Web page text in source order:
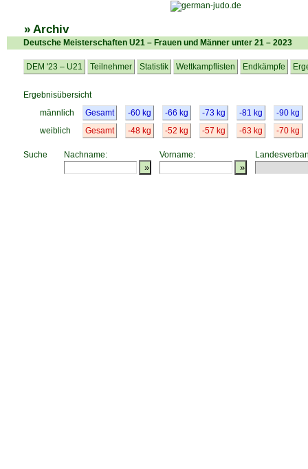
» Archiv
Deutsche Meisterschaften U21 – Frauen und Männer unter 21 – 2023
DEM '23 – U21 Teilnehmer Statistik Wettkampflisten Endkämpfe
Ergebnisübersicht
männlich
weiblich
Gesamt
Gesamt
-60 kg -66 kg -73 kg -81 kg
-90 kg
-48 kg
-52 kg -57 kg -63 kg -70 kg
Suche Nachname: Vorname: